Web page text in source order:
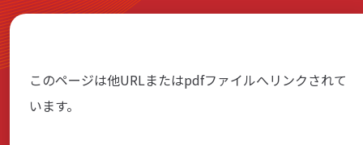
このページは他URLまたはpdfファイルへリンクされて
います。